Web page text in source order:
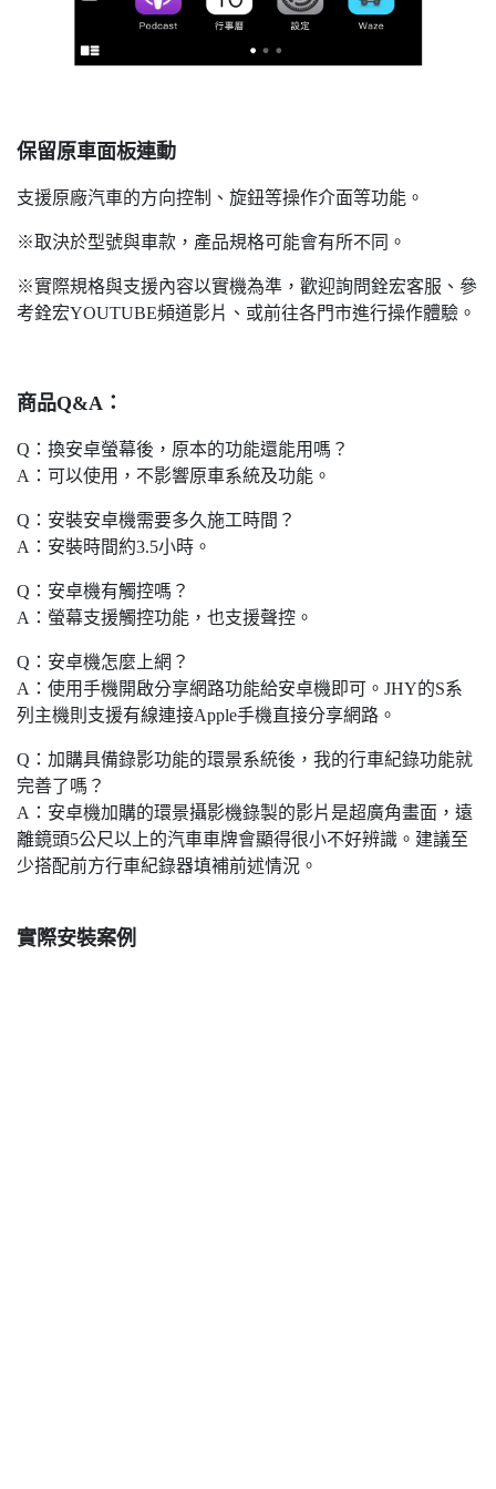
保留原車面板連動
支援原廠汽車的方向控制、旋鈕等操作介面等功能。
※取決於型號與車款，產品規格可能會有所不同。
※實際規格與支援內容以實機為準，歡迎詢問銓宏客服、參
考銓宏YOUTUBE頻道影片、或前往各門市進行操作體驗。
商品Q&A：
Q：換安卓螢幕後，原本的功能還能用嗎？
A：可以使用，不影響原車系統及功能。
Q：安裝安卓機需要多久施工時間？
A：安裝時間約3.5小時。
Q：安卓機有觸控嗎？
A：螢幕支援觸控功能，也支援聲控。
Q：安卓機怎麼上網？
A：使用手機開啟分享網路功能給安卓機即可。JHY的S系
列主機則支援有線連接Apple手機直接分享網路。
Q：加購具備錄影功能的環景系統後，我的行車紀錄功能就
完善了嗎？
A：安卓機加購的環景攝影機錄製的影片是超廣角畫面，遠
離鏡頭5公尺以上的汽車車牌會顯得很小不好辨識。建議至
少搭配前方行車紀錄器填補前述情況。
實際安裝案例